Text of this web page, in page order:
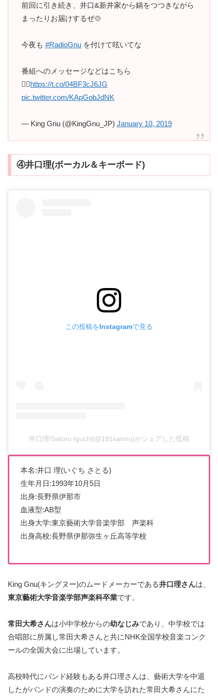
前回に引き続き、井口&新井家から鍋をつつきながら
まったりお届けするぜ🍲
今夜も #RadioGnu を付けて呟いてな
番組へのメッセージなどはこちら
💁‍♂️https://t.co/04BF3cJ6JG
pic.twitter.com/KApGobJdNK
— King Gnu (@KingGnu_JP) January 10, 2019
④井口理(ボーカル＆キーボード)
この投稿をInstagramで見る
井口理/Satoru Iguchi(@191satoru)がシェアした投稿
本名:井口 理(いぐち さとる)
生年月日:1993年10月5日
出身:長野県伊那市
血液型:AB型
出身大学:東京藝術大学音楽学部 声楽科
出身高校:長野県伊那弥生ヶ丘高等学校
King Gnu(キングヌー)のムードメーカーである井口理さんは、
東京藝術大学音楽学部声楽科卒業です。
常田大希さんは小中学校からの幼なじみであり、中学校では
合唱部に所属し常田大希さんと共にNHK全国学校音楽コンク
ールの全国大会に出場しています。
高校時代にバンド経験もある井口理さんは、藝術大学を中退
したがバンドの演奏のために大学を訪れた常田大希さんにた